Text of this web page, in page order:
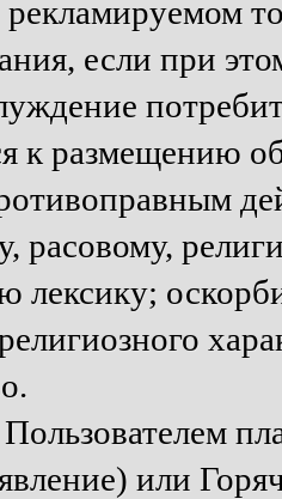
если при
размещению
расовому,
лексику;
или